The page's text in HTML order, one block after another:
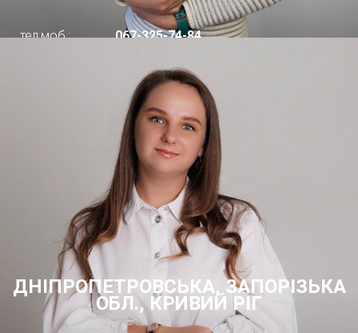
тел.моб.: 067-325-74-84
ДНІПРОПЕТРОВСЬКА, ЗАПОРІЗЬКА
ОБЛ., КРИВИЙ РІГ